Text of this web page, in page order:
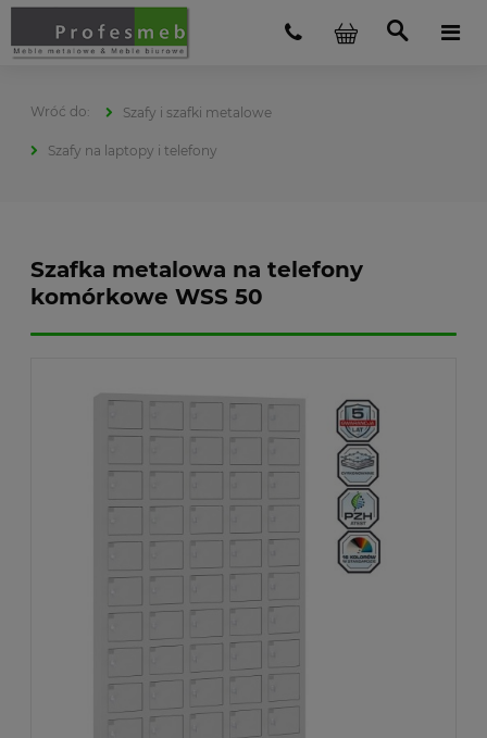
Szafy i szafki metalowe
Szafy na laptopy i telefony
Szafka metalowa na telefony
komórkowe WSS 50